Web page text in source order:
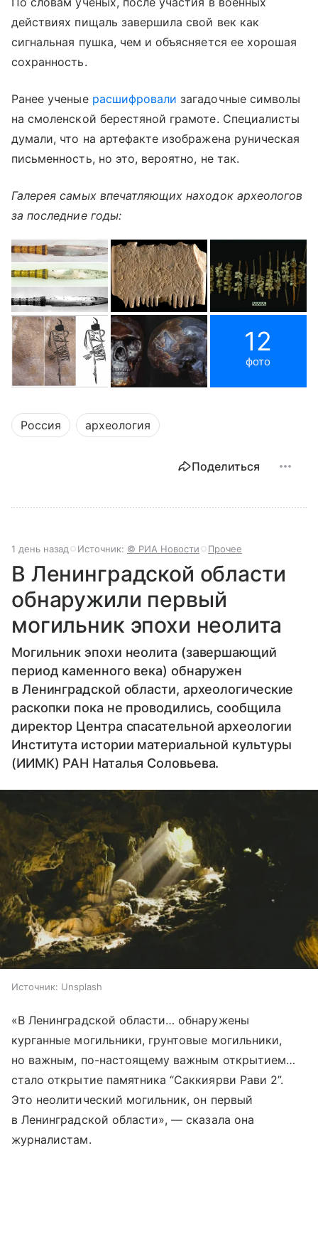
действиях пищаль завершила свой век как
сигнальная пушка, чем и объясняется ее хорошая
сохранность.
Ранее ученые расшифровализагадочные символы
на смоленской берестяной грамоте. Специалисты
думали, что на артефакте изображена руническая
письменность, но это, вероятно, не так.
Галерея самых впечатляющих находок археологов
за последние годы:
12
фото
Россия археология
Поделиться
1 день назад Источник: © РИА Новости Прочее
В Ленинградской области
обнаружили первый
могильник эпохи неолита
Могильник эпохи неолита (завершающий
период каменного века) обнаружен
в Ленинградской области, археологические
раскопки пока не проводились, сообщила
директор Центра спасательной археологии
Института истории материальной культуры
(ИИМК) РАН Наталья Соловьева.
Источник: Unsplash
«В Ленинградской области… обнаружены
курганные могильники, грунтовые могильники,
но важным, по-настоящему важным открытием…
стало открытие памятника “Саккиярви Рави 2”.
Это неолитический могильник, он первый
в Ленинградской области», — сказала она
журналистам.